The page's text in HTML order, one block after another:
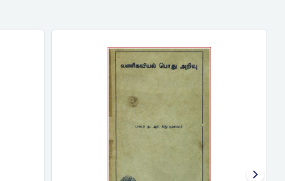
அறிவியல் வினா
விடை